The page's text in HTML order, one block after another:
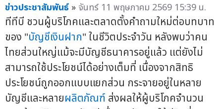
ข่าวประชาสัมพันธ์ » จันทร์ 11 พฤษภาคม 2569 15:39 น.
ทีทีบี ชวนผู้บริโภคและตลาดตั้งคำถามใหม่ต่อบทบาท
ของ "บัญชีเงินฝาก" ในชีวิตประจำวัน หลังพบว่าคน
ไทยส่วนใหญ่แม้จะมีบัญชีธนาคารอยู่แล้ว แต่ยังไม่
สามารถใช้ประโยชน์ได้อย่างเต็มที่ เนื่องจากสิทธิ
ประโยชน์ถูกออกแบบแยกส่วน กระจายอยู่ในหลาย
บัญชีและหลายผลิตภัณฑ์ ส่งผลให้ผู้บริโภคจำนวน